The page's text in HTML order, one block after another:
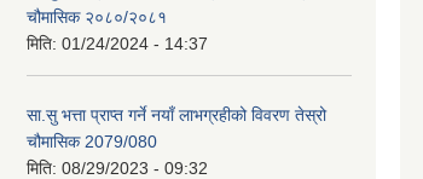
चौमासिक २०८०/२०८१
मिति: 01/24/2024 - 14:37
सा.सु भत्ता प्राप्त गर्ने नयाँ लाभग्रहीको विवरण तेस्रो
चौमासिक 2079/080
मिति: 08/29/2023 - 09:32